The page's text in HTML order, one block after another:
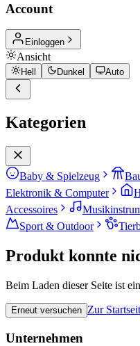
Account
Einloggen
Ansicht
Hell Dunkel Auto
Kategorien
Baby & Spielzeug
Elektronik & Computer
Accessoires
Sport & Outdoor
Produkt konnte
Beim Laden dieser Seite ist
Erneut versuchen Zur
Unternehmen